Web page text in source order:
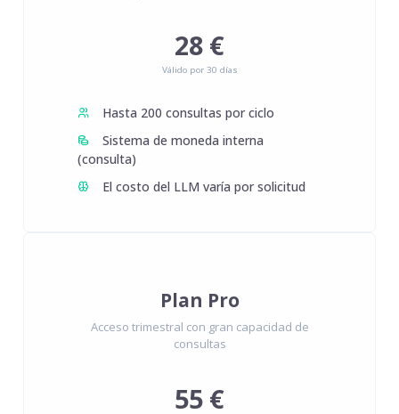
28 €
Válido por 30 días
Hasta 200 consultas por ciclo
Sistema de moneda interna
(consulta)
El costo del LLM varía por solicitud
Plan Pro
Acceso trimestral con gran capacidad de
consultas
55 €